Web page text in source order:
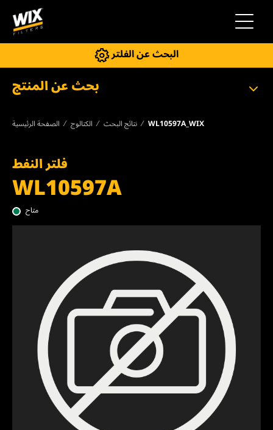
التنقل
البحث عن الفلتر
بحث عن المنتج
الصفحة الرئيسية الكتالوج نتائج البحث WL10597A_WIX
فلتر النفط
WL10597A
متاح